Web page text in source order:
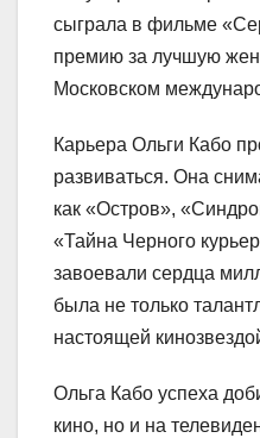
сыграла в фильме
премию за лучшую
Московском
Карьера Ольги Кабо
развиваться. Она
как «Остров»,
«Тайна Черного
завоевали сердца
была не только
настоящей
Ольга Кабо успеха
кино, но и на